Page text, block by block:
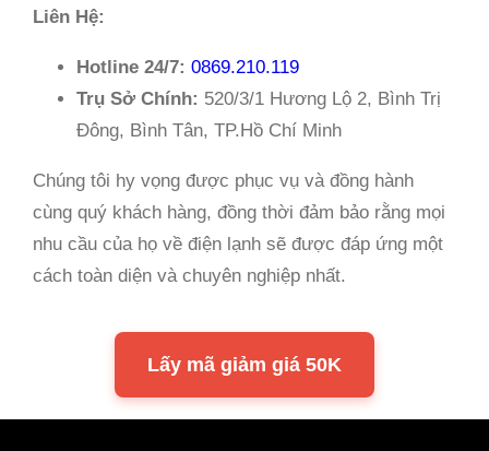
Liên Hệ:
Hotline 24/7: 0869.210.119
Trụ Sở Chính: 520/3/1 Hương Lộ 2, Bình Trị
Đông, Bình Tân, TP.Hồ Chí Minh
Chúng tôi hy vọng được phục vụ và đồng hành
cùng quý khách hàng, đồng thời đảm bảo rằng mọi
nhu cầu của họ về điện lạnh sẽ được đáp ứng một
cách toàn diện và chuyên nghiệp nhất.
Lấy mã giảm giá 50K